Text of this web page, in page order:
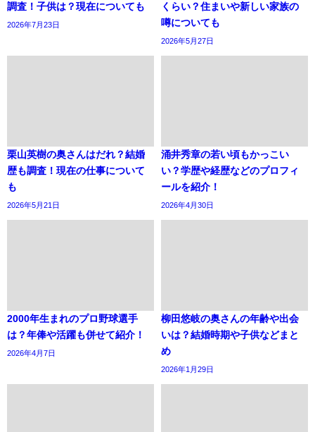
調査！子供は？現在についても
2026年7月23日
くらい？住まいや新しい家族の
噂についても
2026年5月27日
栗山英樹の奥さんはだれ？結婚
歴も調査！現在の仕事について
も
2026年5月21日
涌井秀章の若い頃もかっこい
い？学歴や経歴などのプロフィ
ールを紹介！
2026年4月30日
2000年生まれのプロ野球選手
は？年俸や活躍も併せて紹介！
2026年4月7日
柳田悠岐の奥さんの年齢や出会
いは？結婚時期や子供などまと
め
2026年1月29日